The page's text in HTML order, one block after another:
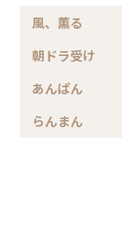
風、薫る
朝ドラ受け
あんぱん
らんまん